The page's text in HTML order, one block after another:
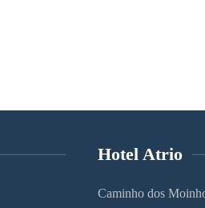
Hotel Atrio
Caminho dos